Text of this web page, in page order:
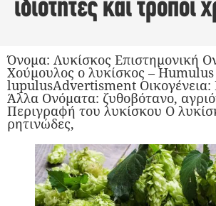
ιδιότητες και τρόποι
Όνομα: Λυκίσκος Επιστημονική
Χούμουλος ο λυκίσκος – Humulus
lupulusAdvertisment Οικογένεια:
Άλλα Ονόματα: ζυθοβότανο,
Περιγραφή του λυκίσκου Ο
ρητινώδες,